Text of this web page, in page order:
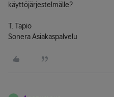
käyttöjärjestelmälle?
T. Tapio
Sonera Asiakaspalvelu